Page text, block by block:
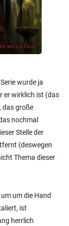
wurde ja
er wirklich ist (das
das große
nochmal
Stelle der
(deswegen
Thema dieser
um die Hand
ist
herrlich